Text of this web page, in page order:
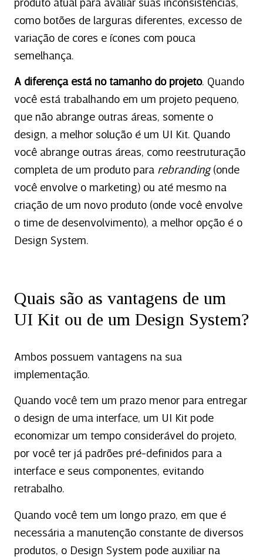
produto atual para avaliar suas inconsistências,
como botões de larguras diferentes, excesso de
variação de cores e ícones com pouca
semelhança.
A diferença está no tamanho do projeto. Quando
você está trabalhando em um projeto pequeno,
que não abrange outras áreas, somente o
design, a melhor solução é um UI Kit. Quando
você abrange outras áreas, como reestruturação
completa de um produto para rebranding(onde
você envolve o marketing) ou até mesmo na
criação de um novo produto (onde você envolve
o time de desenvolvimento), a melhor opção é o
Design System.
Quais são as vantagens de um
UI Kit ou de um Design System?
Ambos possuem vantagens na sua
implementação.
Quando você tem um prazo menor para entregar
o design de uma interface, um UI Kit pode
economizar um tempo considerável do projeto,
por você ter já padrões pré-definidos para a
interface e seus componentes, evitando
retrabalho.
Quando você tem um longo prazo, em que é
necessária a manutenção constante de diversos
produtos, o Design System pode auxiliar na